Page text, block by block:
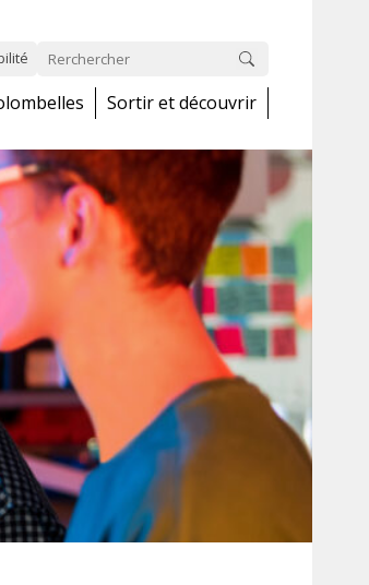
Sortir et découvrir